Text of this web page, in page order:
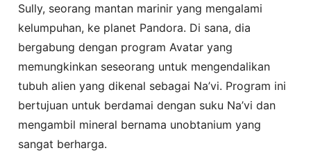
Sully, seorang mantan marinir yang mengalami
kelumpuhan, ke planet Pandora. Di sana, dia
bergabung dengan program Avatar yang
memungkinkan seseorang untuk mengendalikan
tubuh alien yang dikenal sebagai Na’vi. Program ini
bertujuan untuk berdamai dengan suku Na’vi dan
mengambil mineral bernama unobtanium yang
sangat berharga.